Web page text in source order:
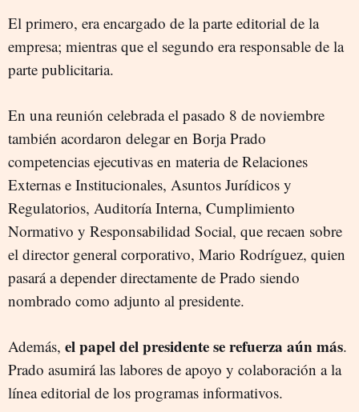
El primero, era encargado de la parte editorial de la
empresa; mientras que el segundo era responsable de la
parte publicitaria.
En una reunión celebrada el pasado 8 de noviembre
también acordaron delegar en Borja Prado
competencias ejecutivas en materia de Relaciones
Externas e Institucionales, Asuntos Jurídicos y
Regulatorios, Auditoría Interna, Cumplimiento
Normativo y Responsabilidad Social, que recaen sobre
el director general corporativo, Mario Rodríguez, quien
pasará a depender directamente de Prado siendo
nombrado como adjunto al presidente.
Además, el papel del presidente se refuerza aún más.
Prado asumirá las labores de apoyo y colaboración a la
línea editorial de los programas informativos.